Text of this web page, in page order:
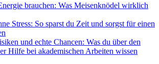
brauchen: Was Meisenknödel wirklich
Stress: So sparst du Zeit und sorgst für einen
und echte Chancen: Was du über den
Hilfe bei akademischen Arbeiten wissen